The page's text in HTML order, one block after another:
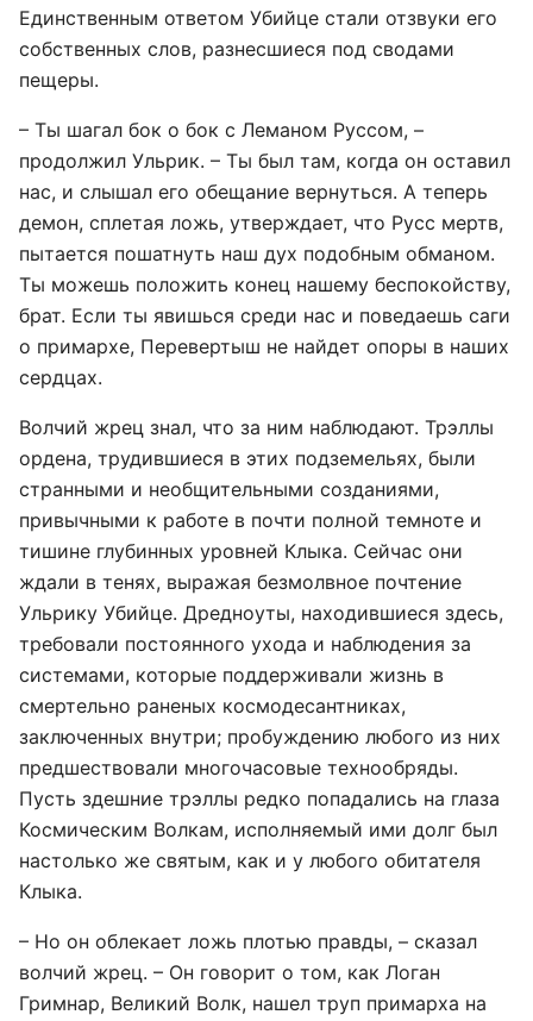
Единственным ответом Убийце стали отзвуки его
собственных слов, разнесшиеся под сводами
пещеры.
– Ты шагал бок о бок с Леманом Руссом, –
продолжил Ульрик. – Ты был там, когда он оставил
нас, и слышал его обещание вернуться. А теперь
демон, сплетая ложь, утверждает, что Русс мертв,
пытается пошатнуть наш дух подобным обманом.
Ты можешь положить конец нашему беспокойству,
брат. Если ты явишься среди нас и поведаешь саги
о примархе, Перевертыш не найдет опоры в наших
сердцах.
Волчий жрец знал, что за ним наблюдают. Трэллы
ордена, трудившиеся в этих подземельях, были
странными и необщительными созданиями,
привычными к работе в почти полной темноте и
тишине глубинных уровней Клыка. Сейчас они
ждали в тенях, выражая безмолвное почтение
Ульрику Убийце. Дредноуты, находившиеся здесь,
требовали постоянного ухода и наблюдения за
системами, которые поддерживали жизнь в
смертельно раненых космодесантниках,
заключенных внутри; пробуждению любого из них
предшествовали многочасовые технообряды.
Пусть здешние трэллы редко попадались на глаза
Космическим Волкам, исполняемый ими долг был
настолько же святым, как и у любого обитателя
Клыка.
– Но он облекает ложь плотью правды, – сказал
волчий жрец. – Он говорит о том, как Логан
Гримнар, Великий Волк, нашел труп примарха на